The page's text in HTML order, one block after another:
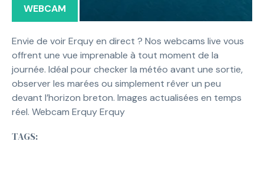
WEBCAM
Envie de voir Erquy en direct ? Nos webcams live vous
offrent une vue imprenable à tout moment de la
journée. Idéal pour checker la météo avant une sortie,
observer les marées ou simplement rêver un peu
devant l’horizon breton. Images actualisées en temps
réel. Webcam Erquy Erquy
TAGS: